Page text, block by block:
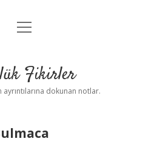
Anasayfa
Uyarı
menüyü
Fikirler
ayrıntılarına dokunan notlar.